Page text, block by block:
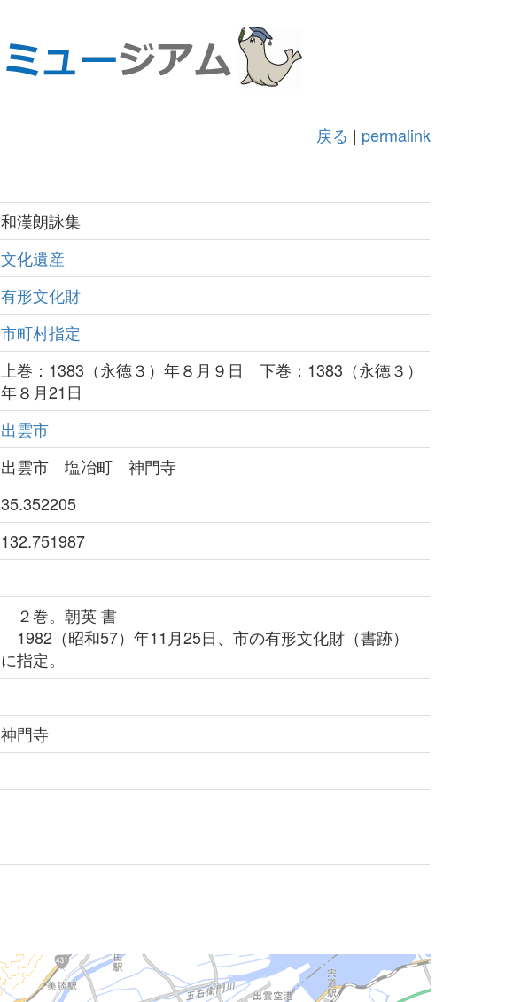
戻る | permalink
和漢朗詠集
文化遺産
有形文化財
市町村指定
上巻：1383（永徳３）年８月９日 下巻：1383（永徳３）
年８月21日
出雲市
出雲市 塩冶町 神門寺
35.352205
132.751987
２巻。朝英 書
1982（昭和57）年11月25日、市の有形文化財（書跡）
に指定。
神門寺